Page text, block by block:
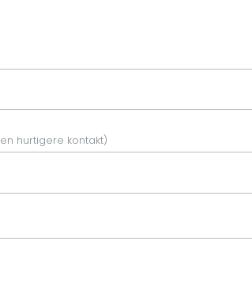
hurtigere kontakt)